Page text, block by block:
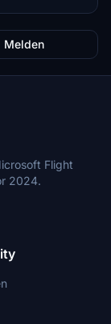
Melden
Flight
2024.